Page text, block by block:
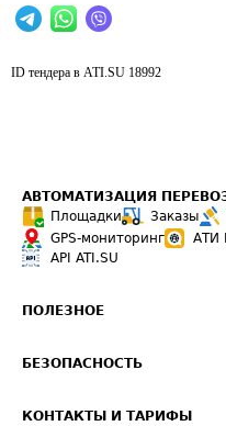
ID тендера в ATI.SU 18992
АВТОМАТИЗАЦИЯ
Площадки
Заказы
GPS-мониторинг
АТИ
API ATI.SU
ПОЛЕЗНОЕ
Звезды ATI.SU на вашем сайте
БЕЗОПАСНОСТЬ
КОНТАКТЫ И ТАРИФЫ